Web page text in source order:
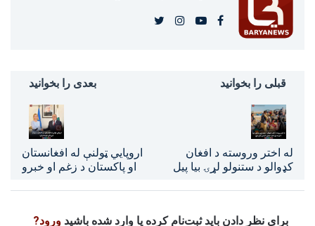
قبلی را بخوانید
له اختر وروسته د افغان
کډوالو د ستنولو لړۍ بیا پیل
ستونزې لا پسې زیاتې کړې
بعدی را بخوانید
اروپایي ټولنې له افغانستان
او پاکستان د زغم او خبرو
برای نظر دادن باید ثبت‌نام کرده یا وارد شده باشیدورود?